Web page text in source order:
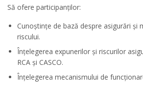
Să ofere participanților:
Cunoștințe de bază despre asigurări și
riscului.
Înțelegerea expunerilor și riscurilor
RCA și CASCO.
Înțelegerea mecanismului de